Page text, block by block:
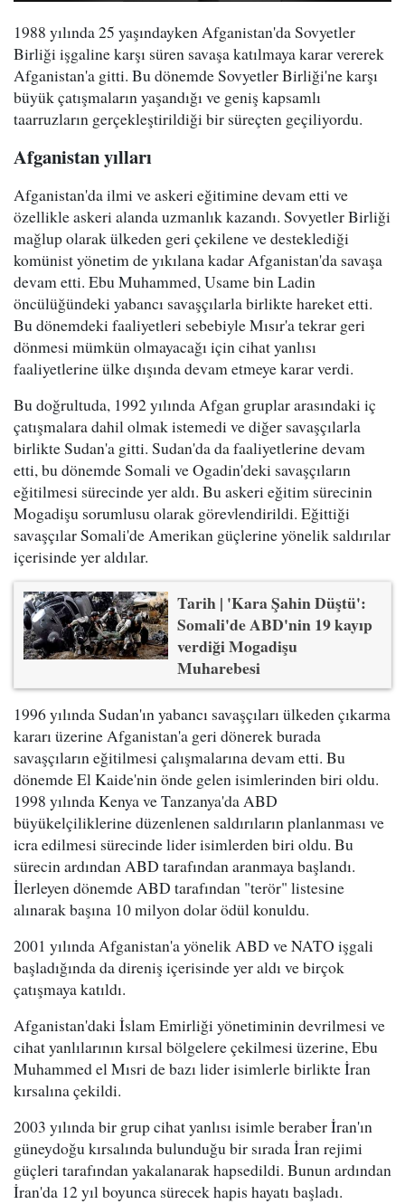
1988 yılında 25 yaşındayken Afganistan'da Sovyetler
Birliği işgaline karşı süren savaşa katılmaya karar vererek
Afganistan'a gitti. Bu dönemde Sovyetler Birliği'ne karşı
büyük çatışmaların yaşandığı ve geniş kapsamlı
taarruzların gerçekleştirildiği bir süreçten geçiliyordu.
Afganistan yılları
Afganistan'da ilmi ve askeri eğitimine devam etti ve
özellikle askeri alanda uzmanlık kazandı. Sovyetler Birliği
mağlup olarak ülkeden geri çekilene ve desteklediği
komünist yönetim de yıkılana kadar Afganistan'da savaşa
devam etti. Ebu Muhammed, Usame bin Ladin
öncülüğündeki yabancı savaşçılarla birlikte hareket etti.
Bu dönemdeki faaliyetleri sebebiyle Mısır'a tekrar geri
dönmesi mümkün olmayacağı için cihat yanlısı
faaliyetlerine ülke dışında devam etmeye karar verdi.
Bu doğrultuda, 1992 yılında Afgan gruplar arasındaki iç
çatışmalara dahil olmak istemedi ve diğer savaşçılarla
birlikte Sudan'a gitti. Sudan'da da faaliyetlerine devam
etti, bu dönemde Somali ve Ogadin'deki savaşçıların
eğitilmesi sürecinde yer aldı. Bu askeri eğitim sürecinin
Mogadişu sorumlusu olarak görevlendirildi. Eğittiği
savaşçılar Somali'de Amerikan güçlerine yönelik saldırılar
içerisinde yer aldılar.
Tarih | 'Kara Şahin Düştü':
Somali'de ABD'nin 19 kayıp
verdiği Mogadişu
Muharebesi
1996 yılında Sudan'ın yabancı savaşçıları ülkeden çıkarma
kararı üzerine Afganistan'a geri dönerek burada
savaşçıların eğitilmesi çalışmalarına devam etti. Bu
dönemde El Kaide'nin önde gelen isimlerinden biri oldu.
1998 yılında Kenya ve Tanzanya'da ABD
büyükelçiliklerine düzenlenen saldırıların planlanması ve
icra edilmesi sürecinde lider isimlerden biri oldu. Bu
sürecin ardından ABD tarafından aranmaya başlandı.
İlerleyen dönemde ABD tarafından "terör" listesine
alınarak başına 10 milyon dolar ödül konuldu.
2001 yılında Afganistan'a yönelik ABD ve NATO işgali
başladığında da direniş içerisinde yer aldı ve birçok
çatışmaya katıldı.
Afganistan'daki İslam Emirliği yönetiminin devrilmesi ve
cihat yanlılarının kırsal bölgelere çekilmesi üzerine, Ebu
Muhammed el Mısri de bazı lider isimlerle birlikte İran
kırsalına çekildi.
2003 yılında bir grup cihat yanlısı isimle beraber İran'ın
güneydoğu kırsalında bulunduğu bir sırada İran rejimi
güçleri tarafından yakalanarak hapsedildi. Bunun ardından
İran'da 12 yıl boyunca sürecek hapis hayatı başladı.